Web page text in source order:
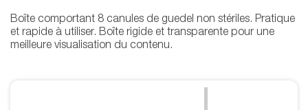
Boîte comportant 8 canules de guedel non stériles. Pratique
et rapide à utiliser. Boîte rigide et transparente pour une
meilleure visualisation du contenu.